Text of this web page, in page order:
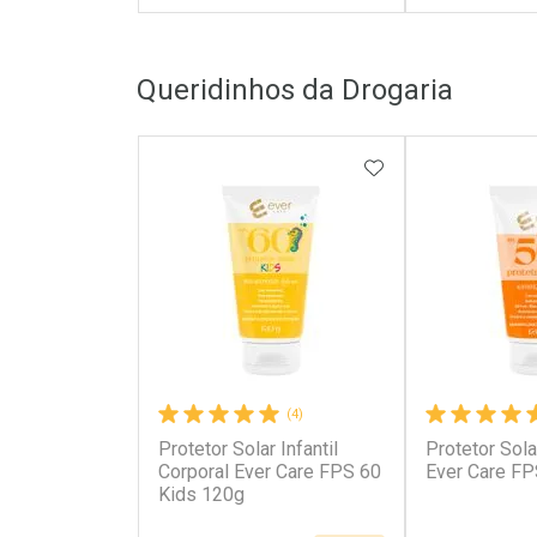
Laboratório
Ativar Desconto
Por Menos
Ativar
Por
Queridinhos da Drogaria
(4)
Protetor Solar Infantil
Corporal Ever Care FPS 60
Kids 120g
ADICIONAR AOS
Protetor
Ever Care